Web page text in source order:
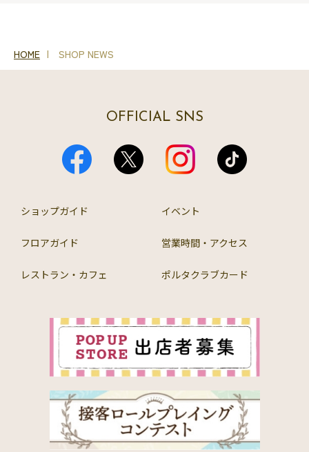
HOME SHOP NEWS
OFFICIAL SNS
ショップガイド イベント
フロアガイド 営業時間・アクセス
レストラン・カフェ ポルタクラブカード